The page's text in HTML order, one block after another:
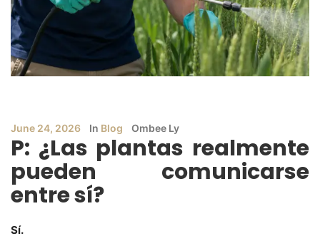
June 24, 2026 In Blog Ombee Ly
P: ¿Las plantas realmente
pueden comunicarse
entre sí?
Sí.